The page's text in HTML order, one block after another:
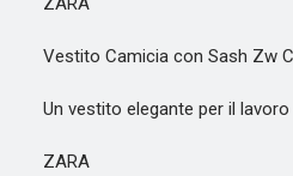
Vestito Camicia con Sash Zw
Un vestito elegante per il lavoro
ZARA